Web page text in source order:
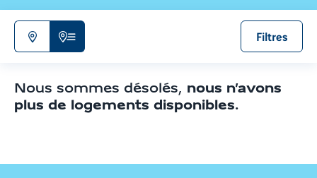
aux
résultats
N'afficher
carte
Afficher
de
résultats
Filtres
Nous sommes désolés, nous n’avons
plus de logements disponibles.